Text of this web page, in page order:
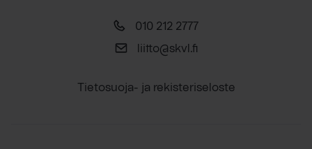
010 212 2777
liitto@skvl.fi
Tietosuoja- ja rekisteriseloste